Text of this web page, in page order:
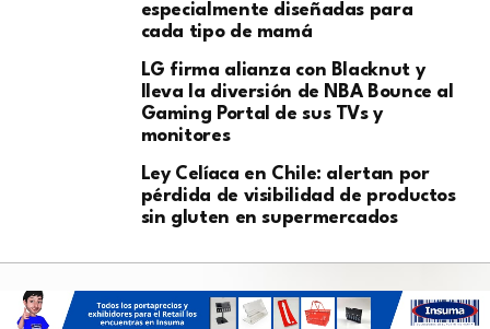
especialmente diseñadas para
cada tipo de mamá
LG firma alianza con Blacknut y
lleva la diversión de NBA Bounce al
Gaming Portal de sus TVs y
monitores
Ley Celíaca en Chile: alertan por
pérdida de visibilidad de productos
sin gluten en supermercados